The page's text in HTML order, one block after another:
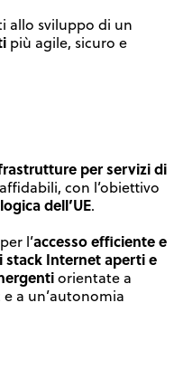
allo sviluppo di un
più agile, sicuro e
per servizi di
affidabili, con l’obiettivo
dell’UE.
l’accesso efficiente e
stack Internet aperti e
orientate a
a un’autonomia